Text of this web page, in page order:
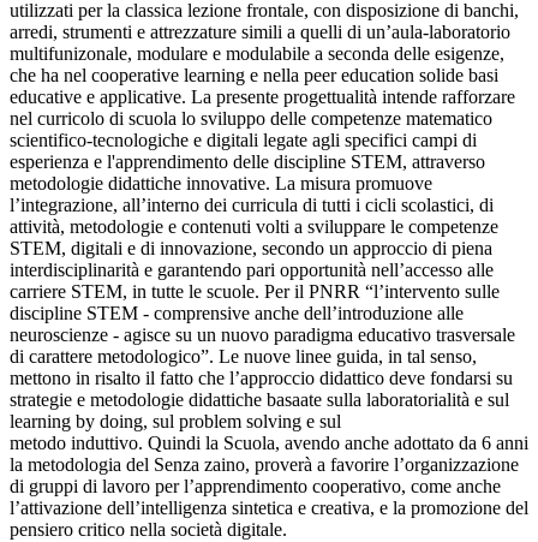
utilizzati per la classica lezione frontale, con disposizione di banchi,
arredi, strumenti e attrezzature simili a quelli di un’aula-laboratorio
multifunizonale, modulare e modulabile a seconda delle esigenze,
che ha nel cooperative learning e nella peer education solide basi
educative e applicative. La presente progettualità intende rafforzare
nel curricolo di scuola lo sviluppo delle competenze matematico
scientifico-tecnologiche e digitali legate agli specifici campi di
esperienza e l'apprendimento delle discipline STEM, attraverso
metodologie didattiche innovative. La misura promuove
l’integrazione, all’interno dei curricula di tutti i cicli scolastici, di
attività, metodologie e contenuti volti a sviluppare le competenze
STEM, digitali e di innovazione, secondo un approccio di piena
interdisciplinarità e garantendo pari opportunità nell’accesso alle
carriere STEM, in tutte le scuole. Per il PNRR “l’intervento sulle
discipline STEM - comprensive anche dell’introduzione alle
neuroscienze - agisce su un nuovo paradigma educativo trasversale
di carattere metodologico”. Le nuove linee guida, in tal senso,
mettono in risalto il fatto che l’approccio didattico deve fondarsi su
strategie e metodologie didattiche basaate sulla laboratorialità e sul
learning by doing, sul problem solving e sul
metodo induttivo. Quindi la Scuola, avendo anche adottato da 6 anni
la metodologia del Senza zaino, proverà a favorire l’organizzazione
di gruppi di lavoro per l’apprendimento cooperativo, come anche
l’attivazione dell’intelligenza sintetica e creativa, e la promozione del
pensiero critico nella società digitale.